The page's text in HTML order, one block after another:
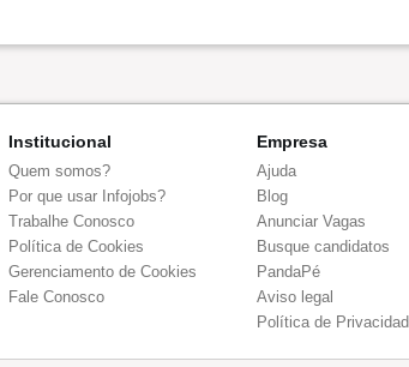
Institucional
Quem somos?
Por que usar Infojobs?
Trabalhe Conosco
Política de Cookies
Gerenciamento de Cookies
Fale Conosco
Empresa
Ajuda
Blog
Anunciar Vagas
Busque candidatos
PandaPé
Aviso legal
Política de